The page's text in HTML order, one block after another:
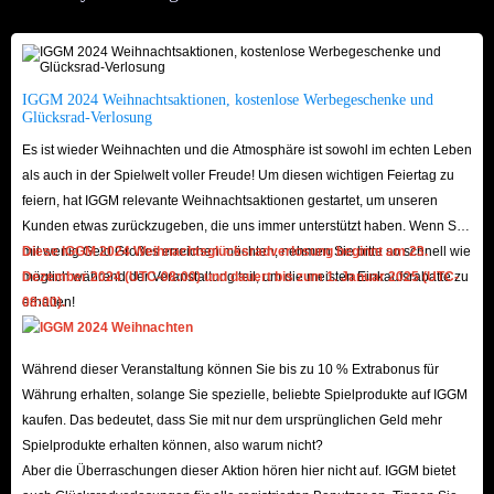
Beute, Upgrades und Ressourcen zu verschaffen.
Aber es ist nicht einfach, die wichtigsten Black Myth Wukong-Gegenstände
zu finden, die Ihre missliche Lage ändern können. Wenn Sie das Spiel
beschleunigen und alle wichtigen Geschichten so schnell wie möglich
erleben möchten, ist der Kauf der Black Myth Wukong-Gegenstände, die
Sie benötigen, direkt auf IGGM.com die beste Wahl! Geben Sie einfach ein
Warum sollten Sie IGGM.com wählen, um Black
Myth Wukong-Gegenstände zu kaufen?
Verkauf von Spielprodukten und hervorragender Recherche des
Spielmarkts immer die günstigsten Black Myth Wukong-Gegenstände im
Angebot. Ganz zu schweigen davon, dass wir an wichtigen Feiertagen wie
Neujahr oder Weihnachten auch einige Gutscheine und Rabattcodes
IGGM 2024 Weihnachtsaktionen, kostenlose Werbegeschenke und
Glücksrad-Verlosung
Es ist wieder Weihnachten und die Atmosphäre ist sowohl im echten Leben
als auch in der Spielwelt voller Freude! Um diesen wichtigen Feiertag zu
feiern, hat IGGM relevante Weihnachtsaktionen gestartet, um unseren
Kunden etwas zurückzugeben, die uns immer unterstützt haben. Wenn Sie
mit wenig Geld Großes erreichen möchten, nehmen Sie bitte so schnell wie
möglich während der Veranstaltung teil, um die meisten Einkaufsrabatte zu
erhalten!
Diese IGGM 2024 Weihnachtsglücksradverlosung beginnt am 23.
Dezember 2024 (UTC-08:00) und dauert bis zum 1. Januar 2025 (UTC-
08:00).
Während dieser Veranstaltung können Sie bis zu 10 % Extrabonus für
Währung erhalten, solange Sie spezielle, beliebte Spielprodukte auf IGGM
kaufen. Das bedeutet, dass Sie mit nur dem ursprünglichen Geld mehr
Spielprodukte erhalten können, also warum nicht?
Aber die Überraschungen dieser Aktion hören hier nicht auf. IGGM bietet